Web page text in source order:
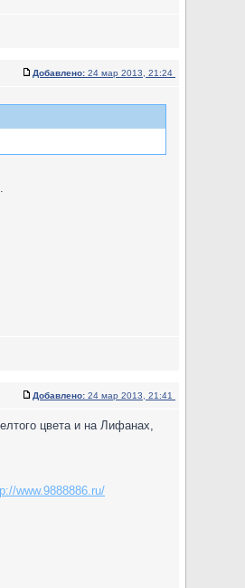
Добавлено: 24 мар 2013, 21:24
Добавлено: 24 мар 2013, 21:41
цвета и на Лифанах,
www.9888886.ru/